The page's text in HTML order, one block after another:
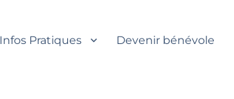
Infos Pratiques Devenir bénévole